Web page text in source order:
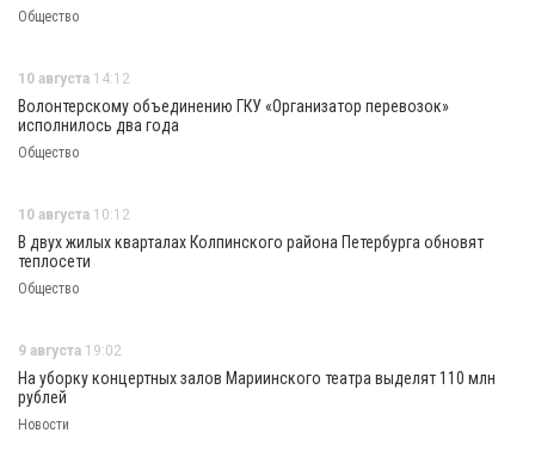
Общество
10 августа 14:12
Волонтерскому объединению ГКУ «Организатор перевозок»
исполнилось два года
Общество
10 августа 10:12
В двух жилых кварталах Колпинского района Петербурга обновят
теплосети
Общество
9 августа 19:02
На уборку концертных залов Мариинского театра выделят 110 млн
рублей
Новости